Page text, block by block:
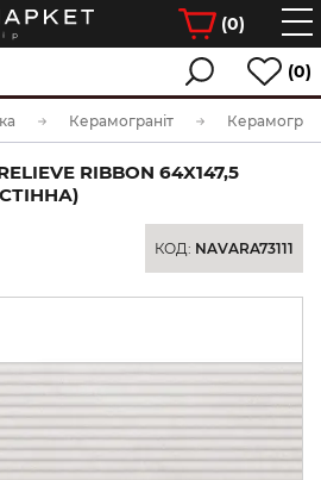
(0)
(0)
Керамограніт
RIBBON 64X147,5
КОД: NAVARA73111